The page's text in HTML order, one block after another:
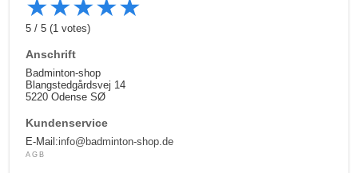
★★★★★
5/5 (1 votes)
Anschrift
Badminton-shop
Blangstedgårdsvej 14
5220 Odense SØ
Kundenservice
E-Mail:info@badminton-shop.de
AGB